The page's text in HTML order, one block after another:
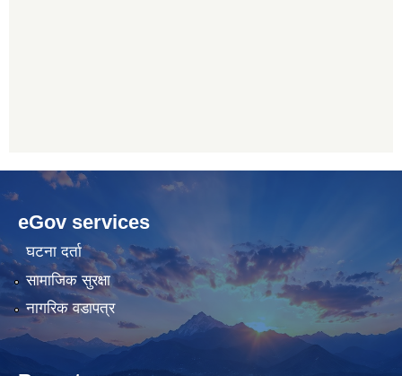
betwild
cratosroyalbet
bahis
siteleri
hdasianporns.net
lunadark.org
bahis
siteleri
eGov services
घटना दर्ता
सामाजिक सुरक्षा
नागरिक वडापत्र